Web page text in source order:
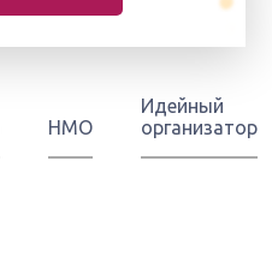
НМО
Идейный
организатор